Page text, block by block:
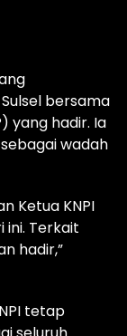
bersama
yang hadir. Ia
wadah
Ketua KNPI
ini. Terkait
hadir,”
tetap